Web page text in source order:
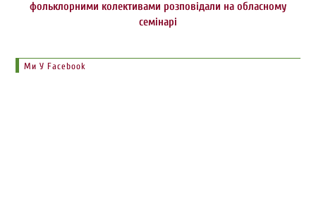
фольклорними колективами розповідали на обласному
семінарі
Ми У Facebook